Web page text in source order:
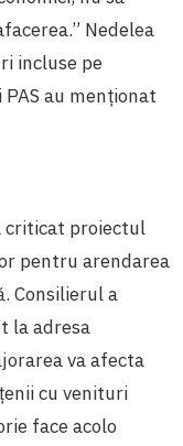
Nedelea
incluse pe
au menționat
criticat proiectul
pentru arendarea
Consilierul a
la adresa
va afecta
cu venituri
face acolo